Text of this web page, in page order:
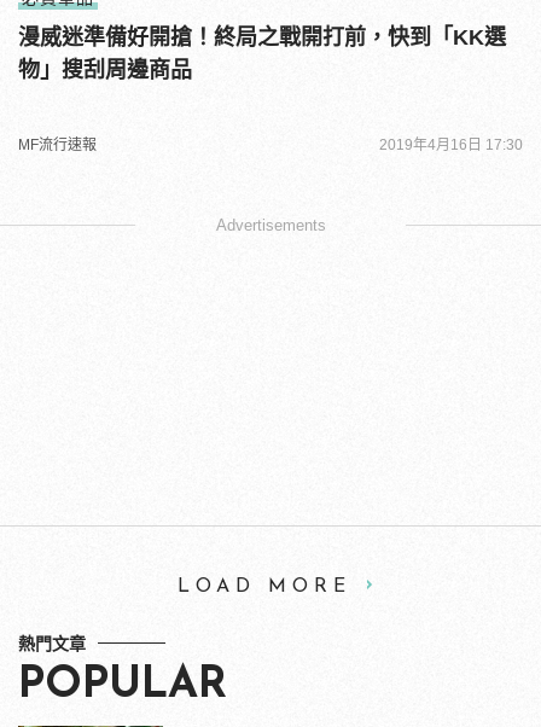
漫威迷準備好開搶！終局之戰開打前，快到「KK選
物」搜刮周邊商品
MF流行速報 2019年4月16日 17:30
Advertisements
LOAD MORE
熱門文章
POPULAR